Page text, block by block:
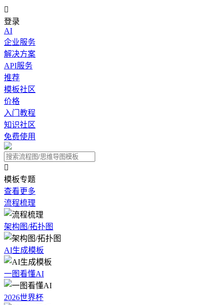

登录
AI
企业服务
解决方案
API服务
推荐
模板社区
价格
入门教程
知识社区
免费使用

模板专题
查看更多
流程梳理
架构图/拓扑图
AI生成模板
一图看懂AI
2026世界杯